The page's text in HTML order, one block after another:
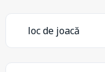
loc de joacă